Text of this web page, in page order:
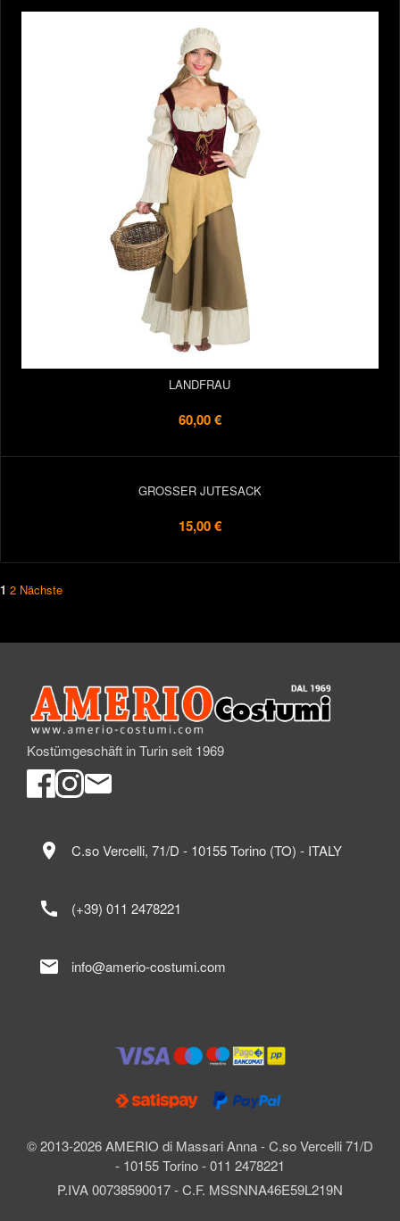
LANDFRAU
60,00 €
GROSSER JUTESACK
15,00 €
1 2 Nächste
Kostümgeschäft in Turin seit 1969
© 2013-2026 AMERIO di Massari Anna - C.so Vercelli 71/D
- 10155 Torino - 011 2478221
P.IVA 00738590017 - C.F. MSSNNA46E59L219N
location_on C.so Vercelli, 71/D - 10155 Torino (TO) - ITALY
call (+39) 011 2478221
mail info@amerio-costumi.com